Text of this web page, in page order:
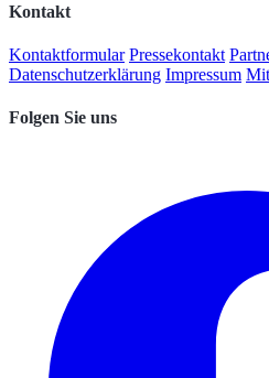
Kontakt
Kontaktformular Pressekontakt
Datenschutzerklärung Impressum
Folgen Sie uns